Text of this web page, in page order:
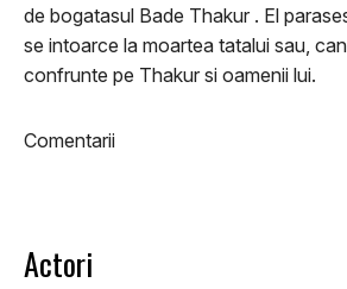
de bogatasul Bade Thakur . El
se intoarce la moartea tatalui sau,
confrunte pe Thakur si oamenii lui.
Comentarii
Actori